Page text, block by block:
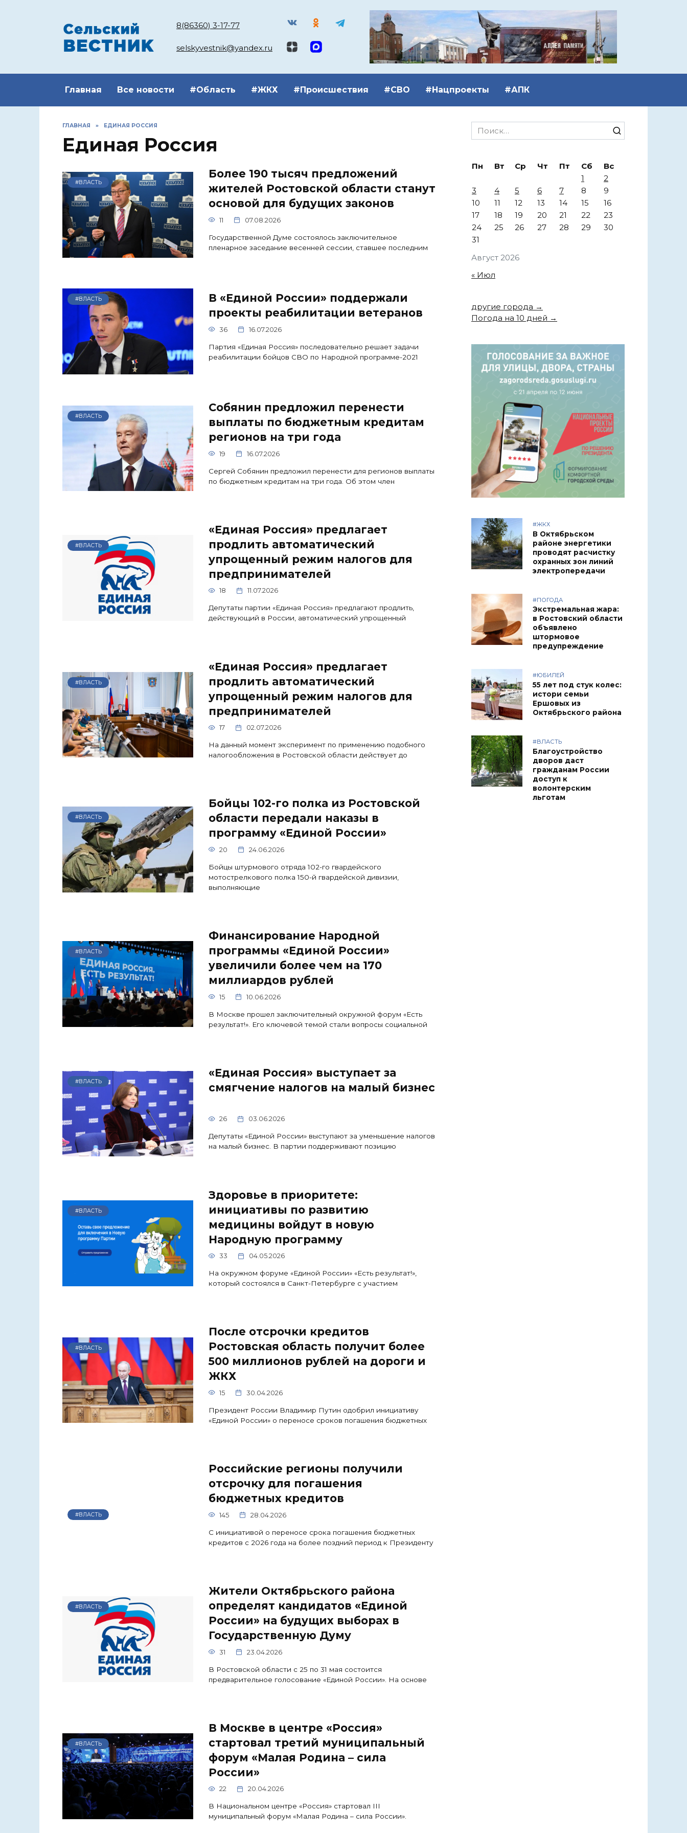
8(86360) 3-17-77
selskyvestnik@yandex.ru
Главная Все новости #Область #ЖКХ #Происшествия #СВО #Нацпроекты #АПК
ГЛАВНАЯ » ЕДИНАЯ РОССИЯ
Единая Россия
#ВЛАСТЬ
Более 190 тысяч предложений
жителей Ростовской области станут
основой для будущих законов
11 07.08.2026
Государственной Думе состоялось заключительное
пленарное заседание весенней сессии, ставшее последним
#ВЛАСТЬ
В «Единой России» поддержали
проекты реабилитации ветеранов
36 16.07.2026
Партия «Единая Россия» последовательно решает задачи
реабилитации бойцов СВО по Народной программе-2021
#ВЛАСТЬ
Собянин предложил перенести
выплаты по бюджетным кредитам
регионов на три года
19 16.07.2026
Сергей Собянин предложил перенести для регионов выплаты
по бюджетным кредитам на три года. Об этом член
#ВЛАСТЬ
«Единая Россия» предлагает
продлить автоматический
упрощенный режим налогов для
предпринимателей
18 11.07.2026
Депутаты партии «Единая Россия» предлагают продлить,
действующий в России, автоматический упрощенный
#ВЛАСТЬ
«Единая Россия» предлагает
продлить автоматический
упрощенный режим налогов для
предпринимателей
17 02.07.2026
На данный момент эксперимент по применению подобного
налогообложения в Ростовской области действует до
#ВЛАСТЬ
Бойцы 102-го полка из Ростовской
области передали наказы в
программу «Единой России»
20 24.06.2026
Бойцы штурмового отряда 102-го гвардейского
мотострелкового полка 150-й гвардейской дивизии,
выполняющие
#ВЛАСТЬ
Финансирование Народной
программы «Единой России»
увеличили более чем на 170
миллиардов рублей
15 10.06.2026
В Москве прошел заключительный окружной форум «Есть
результат!». Его ключевой темой стали вопросы социальной
#ВЛАСТЬ
«Единая Россия» выступает за
смягчение налогов на малый бизнес
26 03.06.2026
Депутаты «Единой России» выступают за уменьшение налогов
на малый бизнес. В партии поддерживают позицию
#ВЛАСТЬ
Здоровье в приоритете:
инициативы по развитию
медицины войдут в новую
Народную программу
33 04.05.2026
На окружном форуме «Единой России» «Есть результат!»,
который состоялся в Санкт-Петербурге с участием
#ВЛАСТЬ
После отсрочки кредитов
Ростовская область получит более
500 миллионов рублей на дороги и
ЖКХ
15 30.04.2026
Президент России Владимир Путин одобрил инициативу
«Единой России» о переносе сроков погашения бюджетных
#ВЛАСТЬ
Российские регионы получили
отсрочку для погашения
бюджетных кредитов
145 28.04.2026
С инициативой о переносе срока погашения бюджетных
кредитов с 2026 года на более поздний период к Президенту
#ВЛАСТЬ
Жители Октябрьского района
определят кандидатов «Единой
России» на будущих выборах в
Государственную Думу
31 23.04.2026
В Ростовской области с 25 по 31 мая состоится
предварительное голосование «Единой России». На основе
#ВЛАСТЬ
В Москве в центре «Россия»
стартовал третий муниципальный
форум «Малая Родина – сила
России»
22 20.04.2026
В Национальном центре «Россия» стартовал III
муниципальный форум «Малая Родина – сила России».
Search
for:
Август 2026
Пн Вт Ср Чт Пт Сб
Вс
1
2
3
4 5 6 7 8
9
10
11 12 13 14 15
16
17
18 19 20 21 22
23
24
25 26 27 28 29
30
31
« Июл
другие города →
Погода на 10 дней →
#ЖКХ
В Октябрьском
районе энергетики
проводят расчистку
охранных зон линий
электропередачи
#ПОГОДА
Экстремальная жара:
в Ростовский области
объявлено
штормовое
предупреждение
#ЮБИЛЕЙ
55 лет под стук колес:
истори семьи
Ершовых из
Октябрьского района
#ВЛАСТЬ
Благоустройство
дворов даст
гражданам России
доступ к
волонтерским
льготам